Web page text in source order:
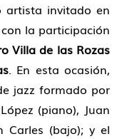
artista invitado en
la participación
Villa de las Rozas
. En esta ocasión,
jazz formado por
(piano), Juan
Carles (bajo); y el